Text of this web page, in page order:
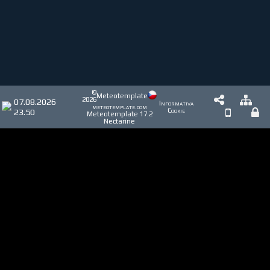
07.08.2026
23.50
©
2026Meteotemplate
meteotemplate.com
Meteotemplate 17.2
Nectarine
Informativa
Cookie